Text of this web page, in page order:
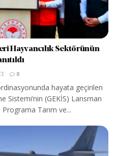
Hayvancılık Sektörünün
0
hayata geçirilen
Sistemi’nin (GEKİS) Lansman
Tarım ve...